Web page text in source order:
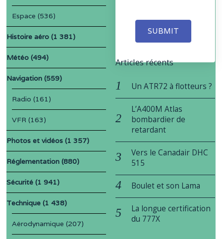
SUBMIT
Espace (536)
Histoire aéro (1 381)
Météo (494)
Navigation (559)
Radio (161)
VFR (163)
Photos et vidéos (1 357)
Réglementation (880)
Sécurité (1 941)
Technique (1 438)
Aérodynamique (207)
Articles récents
Un ATR72 à flotteurs ?
L’A400M Atlas
bombardier de
retardant
Vers le Canadair DHC
515
Boulet et son Lama
La longue certification
du 777X